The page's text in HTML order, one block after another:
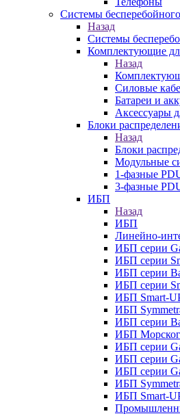
Системы
Назад
Системы
Комплектующие
Назад
Силовые
Батареи и
Аксессуары
Блоки
Назад
Блоки
Модульные
1-фазные
3-фазные
ИБП
Назад
ИБП
Линейно-
ИБП серии
ИБП серии
ИБП серии
ИБП серии
ИБП Smart-
ИБП
ИБП серии
ИБП
ИБП серии
ИБП серии
ИБП серии
ИБП
ИБП Smart-